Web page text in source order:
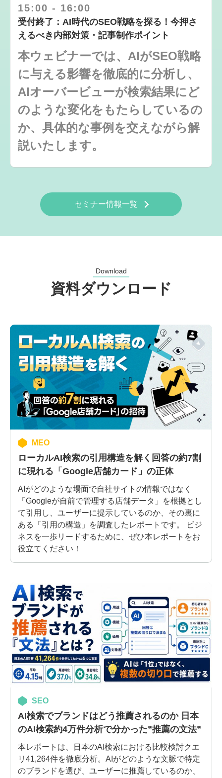
15:00 - 16:00
受付終了：AI時代のSEO戦略を探る！今押さ
えるべき内部対策・記事制作ポイント
本ウェビナーでは、AIがSEO戦略
に与える影響を徹底的に分析し、
AIオーバービューが検索結果にど
のような変化をもたらしているの
か、具体的な事例を交えながら解
説いたします。
セミナー情報一覧
Download
資料ダウンロード
MEO
ローカルAI検索の引用構造を解く回答の約7割
に現れる「Google店舗カード」の正体
AIがどのような場面で自社サイトの情報ではなく
「Googleが自前で管理する店舗データ」を根拠とし
て引用し、ユーザーに提示しているのか、その裏に
ある「引用の構造」を調査したレポートです。 ビジ
ネスを一歩リードするために、ぜひ本レポートをお
役立てください！
SEO
AI検索でブランドはどう推薦されるのか 日本
のAI検索約4万件分析で分かった”推薦の文法”
本レポートは、日本のAI検索における比較検討クエ
リ41,264件を徹底分析。AIがどのような文脈で特定
のブランドを選び、ユーザーに推薦しているのか、